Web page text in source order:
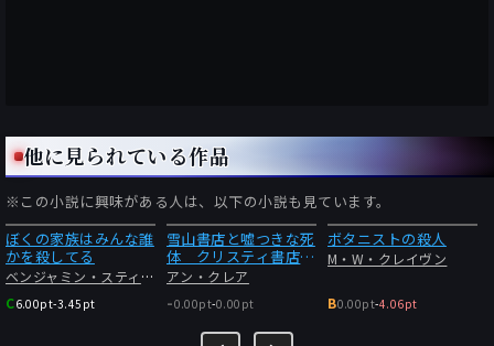
他に見られている作品
※この小説に興味がある人は、以下の小説も見ています。
ぼくの家族はみんな誰
かを殺してる
ベンジャミン・スティーヴンソン
C6.00pt-3.45pt
雪山書店と嘘つきな死
体 クリスティ書店の
事件簿
アン・クレア
-0.00pt-0.00pt
ボタニストの殺人
M・W・クレイヴン
B0.00pt-4.06pt